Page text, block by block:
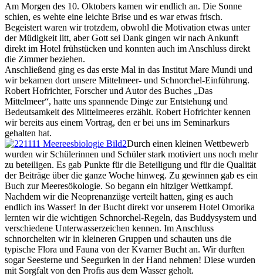
Am Morgen des 10. Oktobers kamen wir endlich an. Die Sonne
schien, es wehte eine leichte Brise und es war etwas frisch.
Begeistert waren wir trotzdem, obwohl die Motivation etwas unter
der Müdigkeit litt, aber Gott sei Dank gingen wir nach Ankunft
direkt im Hotel frühstücken und konnten auch im Anschluss direkt
die Zimmer beziehen.
Anschließend ging es das erste Mal in das Institut Mare Mundi und
wir bekamen dort unsere Mittelmeer- und Schnorchel-Einführung.
Robert Hofrichter, Forscher und Autor des Buches „Das
Mittelmeer“, hatte uns spannende Dinge zur Entstehung und
Bedeutsamkeit des Mittelmeeres erzählt. Robert Hofrichter kennen
wir bereits aus einem Vortrag, den er bei uns im Seminarkurs
gehalten hat.
Durch einen kleinen Wettbewerb
wurden wir Schülerinnen und Schüler stark motiviert uns noch mehr
zu beteiligen. Es gab Punkte für die Beteiligung und für die Qualität
der Beiträge über die ganze Woche hinweg. Zu gewinnen gab es ein
Buch zur Meeresökologie. So begann ein hitziger Wettkampf.
Nachdem wir die Neoprenanzüge verteilt hatten, ging es auch
endlich ins Wasser! In der Bucht direkt vor unserem Hotel Omorika
lernten wir die wichtigen Schnorchel-Regeln, das Buddysystem und
verschiedene Unterwasserzeichen kennen. Im Anschluss
schnorchelten wir in kleineren Gruppen und schauten uns die
typische Flora und Fauna von der Kvarner Bucht an. Wir durften
sogar Seesterne und Seegurken in der Hand nehmen! Diese wurden
mit Sorgfalt von den Profis aus dem Wasser geholt.